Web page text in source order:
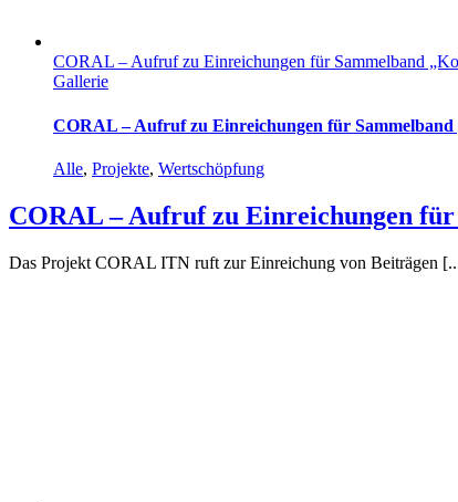
CORAL – Aufruf zu Einreichungen für Sammelband
Gallerie
CORAL – Aufruf zu Einreichungen für
Alle, Projekte, Wertschöpfung
CORAL – Aufruf zu Einreichungen
Das Projekt CORAL ITN ruft zur Einreichung von Beiträgen